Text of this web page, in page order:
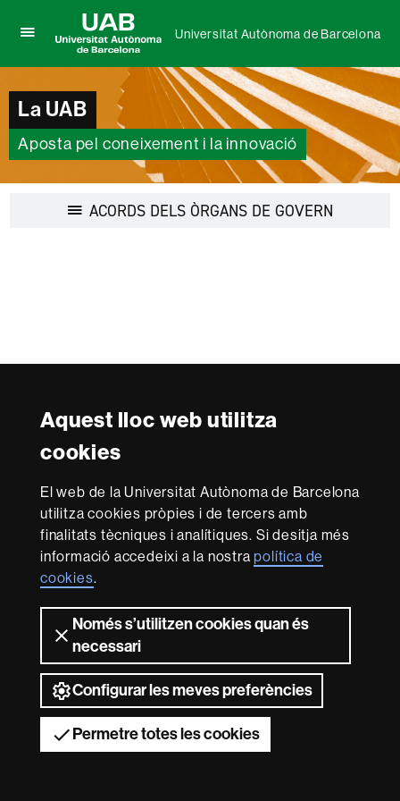
Aquest lloc web utilitza
cookies
El web de la Universitat Autònoma de Barcelona
utilitza cookies pròpies i de tercers amb
finalitats tècniques i analítiques. Si desitja més
informació accedeixi a la nostrapolítica de
cookies.
Només s’utilitzen cookies quan és
necessari
Configurar les meves preferències
Permetre totes les cookies
per
menú
de
Universitat
de
Barcelona
Autònoma
de
Barcelona
Universitat Autònoma de Barcelona
La UAB
Aposta pel coneixement i la innovació
ACORDS DELS ÒRGANS DE GOVERNDesplegar